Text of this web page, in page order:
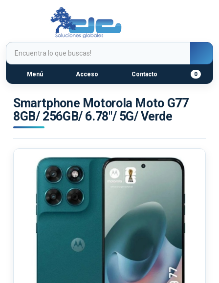
Menú Acceso Contacto 0
Smartphone Motorola Moto G77
8GB/ 256GB/ 6.78"/ 5G/ Verde